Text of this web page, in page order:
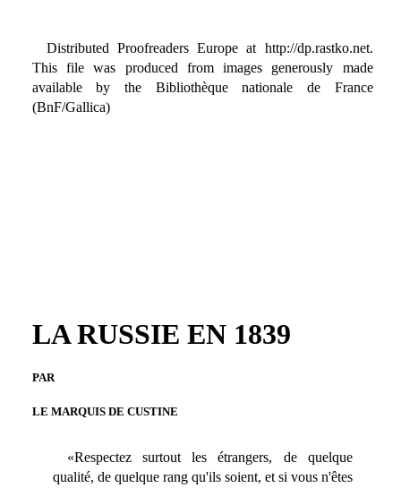
Distributed Proofreaders Europe at http://dp.rastko.net.
This file was produced from images generously made
available by the Bibliothèque nationale de France
(BnF/Gallica)
LA RUSSIE EN 1839
PAR
LE MARQUIS DE CUSTINE
«Respectez surtout les étrangers, de quelque
qualité, de quelque rang qu'ils soient, et si vous n'êtes